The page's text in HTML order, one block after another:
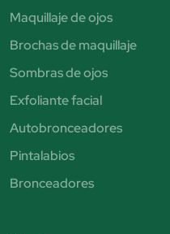
Maquillaje de ojos
Brochas de maquillaje
Sombras de ojos
Exfoliante facial
Autobronceadores
Pintalabios
Bronceadores